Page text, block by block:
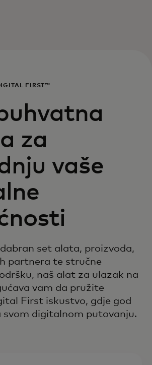
FIRST™
za
vaše
set alata, proizvoda,
partnera te stručne
naš alat za ulazak na
vam da pružite
First iskustvo, gdje god
svom digitalnom putovanju.